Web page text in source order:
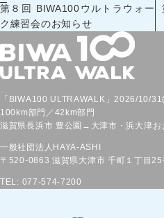
第８回 BIWA100ウルトラウォー
ク練習会のお知らせ
「BIWA100 ULTRAWALK」2026/10/
100km部門／42km部門
滋賀県長浜市 豊公園→大津市・浜大津お
一般社団法人HAYA-ASHI
〒520-0863 滋賀県大津市 千町１丁目
TEL: 077-574-7200